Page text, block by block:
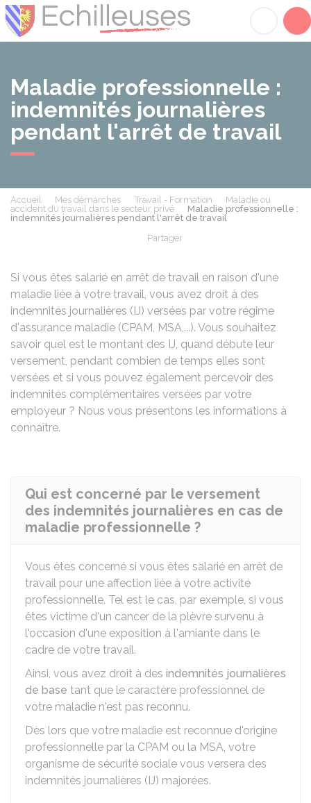
Maladie professionnelle :
indemnités journalières
pendant l'arrêt de travail
Accueil Mes démarches Travail - Formation
Maladie ou
accident du travail dans le secteur privé
Maladie professionnelle :
indemnités journalières pendant l'arrêt de travail
Partager
Si vous êtes salarié en arrêt de travail en raison d'une
maladie liée à votre travail, vous avez droit à des
indemnités journalières (IJ) versées par votre régime
d'assurance maladie (CPAM, MSA,...). Vous souhaitez
savoir quel est le montant des IJ, quand débute leur
versement, pendant combien de temps elles sont
versées et si vous pouvez également percevoir des
indemnités complémentaires versées par votre
employeur ? Nous vous présentons les informations à
connaître.
Qui est concerné par le versement
des indemnités journalières en cas de
maladie professionnelle ?
Vous êtes concerné si vous êtes salarié en arrêt de
travail pour une affection liée à votre activité
professionnelle. Tel est le cas, par exemple, si vous
êtes victime d'un cancer de la plèvre survenu à
l'occasion d'une exposition à l'amiante dans le
cadre de votre travail.
Ainsi, vous avez droit à des indemnités journalières
de base tant que le caractère professionnel de
votre maladie n'est pas reconnu.
Dès lors que votre maladie est reconnue d'origine
professionnelle par la CPAM ou la MSA, votre
organisme de sécurité sociale vous versera des
indemnités journalières (IJ) majorées.